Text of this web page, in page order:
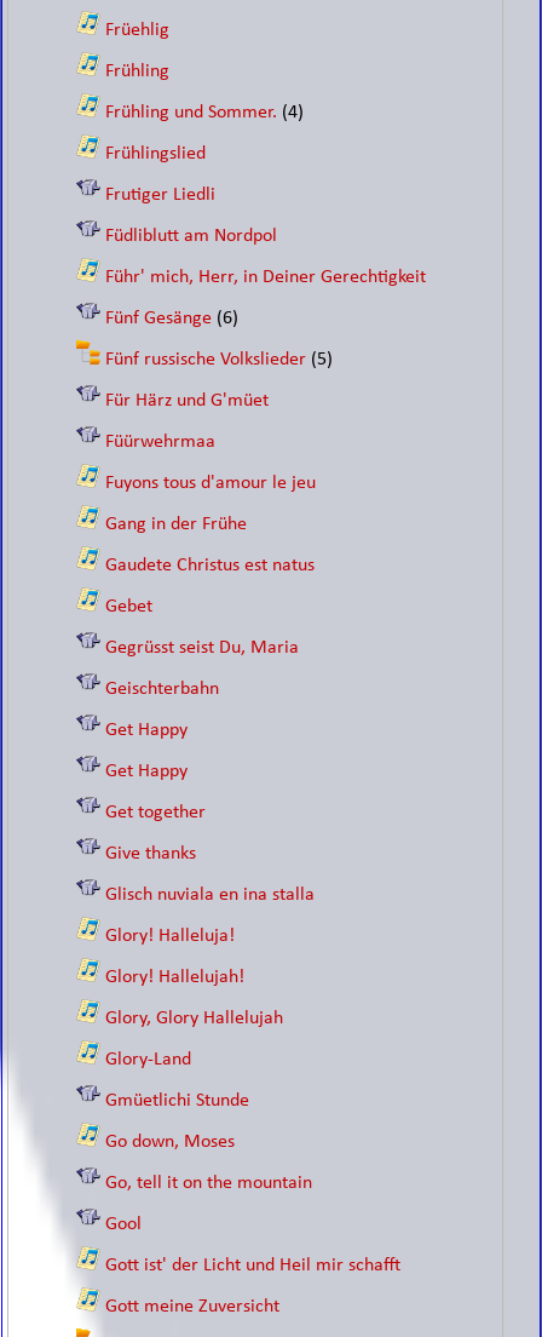
Früehlig
Frühling
Frühling und Sommer. (4)
Frühlingslied
Frutiger Liedli
Füdliblutt am Nordpol
Führ' mich, Herr, in Deiner Gerechtigkeit
Fünf Gesänge (6)
Fünf russische Volkslieder (5)
Für Härz und G'müet
Füürwehrmaa
Fuyons tous d'amour le jeu
Gang in der Frühe
Gaudete Christus est natus
Gebet
Gegrüsst seist Du, Maria
Geischterbahn
Get Happy
Get Happy
Get together
Give thanks
Glisch nuviala en ina stalla
Glory! Halleluja!
Glory! Hallelujah!
Glory, Glory Hallelujah
Glory-Land
Gmüetlichi Stunde
Go down, Moses
Go, tell it on the mountain
Gool
Gott ist' der Licht und Heil mir schafft
Gott meine Zuversicht